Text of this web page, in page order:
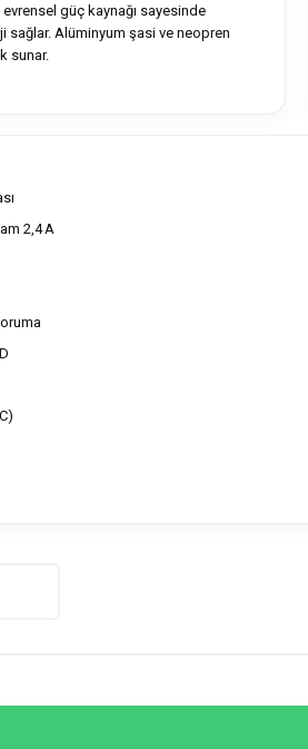
güç kaynağı sayesinde
sağlar. Alüminyum şasi ve neopren
sunar.
2,4 A